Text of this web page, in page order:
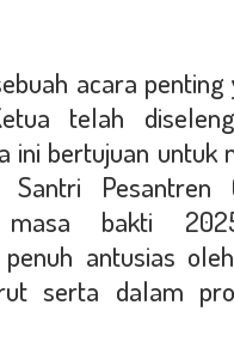
acara
telah
ini bertujuan
Pesantren
masa bakti
antusias
serta dalam